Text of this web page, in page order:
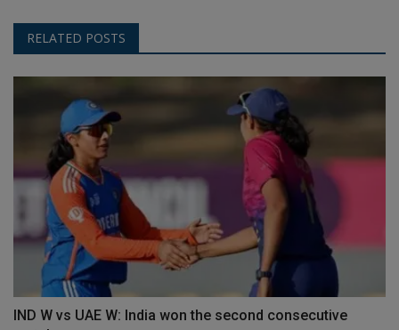
RELATED POSTS
IND W vs UAE W: India won the second consecutive